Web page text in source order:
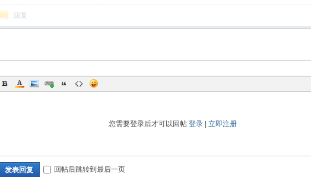
回复
您需要登录后才可以回帖 登录| 立即注册
发表回复 回帖后跳转到最后一页